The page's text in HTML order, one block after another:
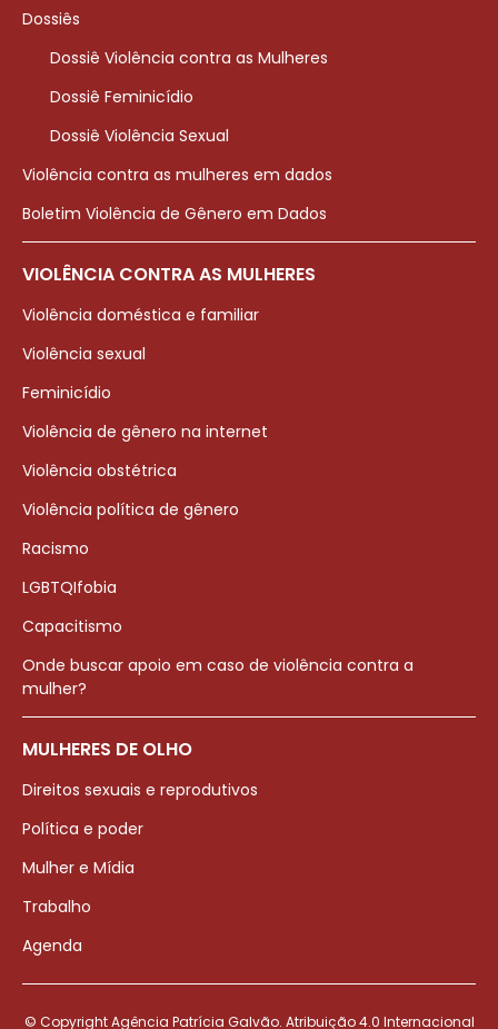
Dossiês
Dossiê Violência contra as Mulheres
Dossiê Feminicídio
Dossiê Violência Sexual
Violência contra as mulheres em dados
Boletim Violência de Gênero em Dados
VIOLÊNCIA CONTRA AS MULHERES
Violência doméstica e familiar
Violência sexual
Feminicídio
Violência de gênero na internet
Violência obstétrica
Violência política de gênero
Racismo
LGBTQIfobia
Capacitismo
Onde buscar apoio em caso de violência contra a
mulher?
MULHERES DE OLHO
Direitos sexuais e reprodutivos
Política e poder
Mulher e Mídia
Trabalho
Agenda
© Copyright Agência Patrícia Galvão. Atribuição 4.0 Internacional